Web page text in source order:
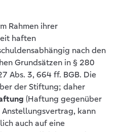
Rahmen ihrer
haften
nach den
Grundsätzen in § 280
Abs. 3, 664 ff. BGB. Die
der Stiftung; daher
(Haftung gegenüber
kann
auch auf eine